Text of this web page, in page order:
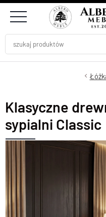
Klasyczne
sypialni Classic